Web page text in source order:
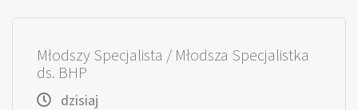
Młodszy Specjalista / Młodsza Specjalistka
ds. BHP
dzisiaj